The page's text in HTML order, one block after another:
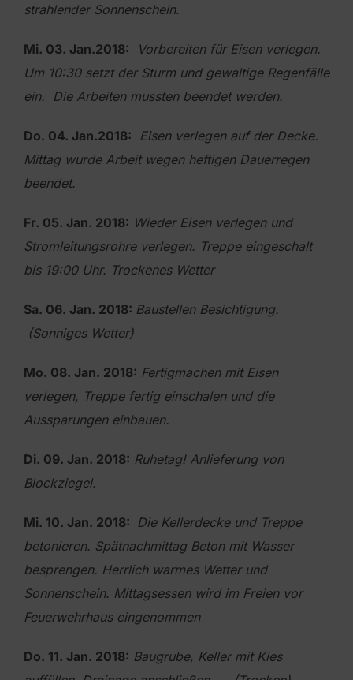
strahlender Sonnenschein.
Mi. 03. Jan.2018:
Vorbereiten für Eisen verlegen.
Um 10:30 setzt der Sturm und gewaltige Regenfälle
ein.
Die Arbeiten mussten beendet werden.
Do. 04. Jan.2018:
Eisen verlegen auf der Decke.
Mittag wurde Arbeit wegen heftigen Dauerregen
beendet.
Fr. 05. Jan. 2018: Wieder Eisen verlegen und
Stromleitungsrohre verlegen. Treppe eingeschalt
bis 19:00 Uhr. Trockenes Wetter
Sa. 06. Jan. 2018: Baustellen Besichtigung.
(Sonniges Wetter)
Mo. 08. Jan. 2018: Fertigmachen mit Eisen
verlegen, Treppe fertig einschalen und die
Aussparungen einbauen.
Di. 09. Jan. 2018: Ruhetag! Anlieferung von
Blockziegel.
Mi. 10. Jan. 2018: Die Kellerdecke und Treppe
betonieren. Spätnachmittag Beton mit Wasser
besprengen. Herrlich warmes Wetter und
Sonnenschein. Mittagsessen wird im Freien vor
Feuerwehrhaus eingenommen
Do. 11. Jan. 2018: Baugrube, Keller mit Kies